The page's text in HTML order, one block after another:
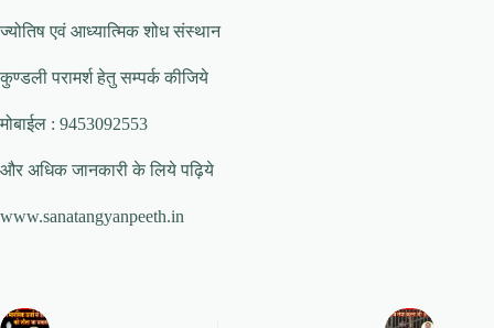
ज्योतिष एवं आध्यात्मिक शोध संस्थान
कुण्डली परामर्श हेतु सम्पर्क कीजिये
मोबाईल : 9453092553
और अधिक जानकारी के लिये पढ़िये
www.sanatangyanpeeth.in